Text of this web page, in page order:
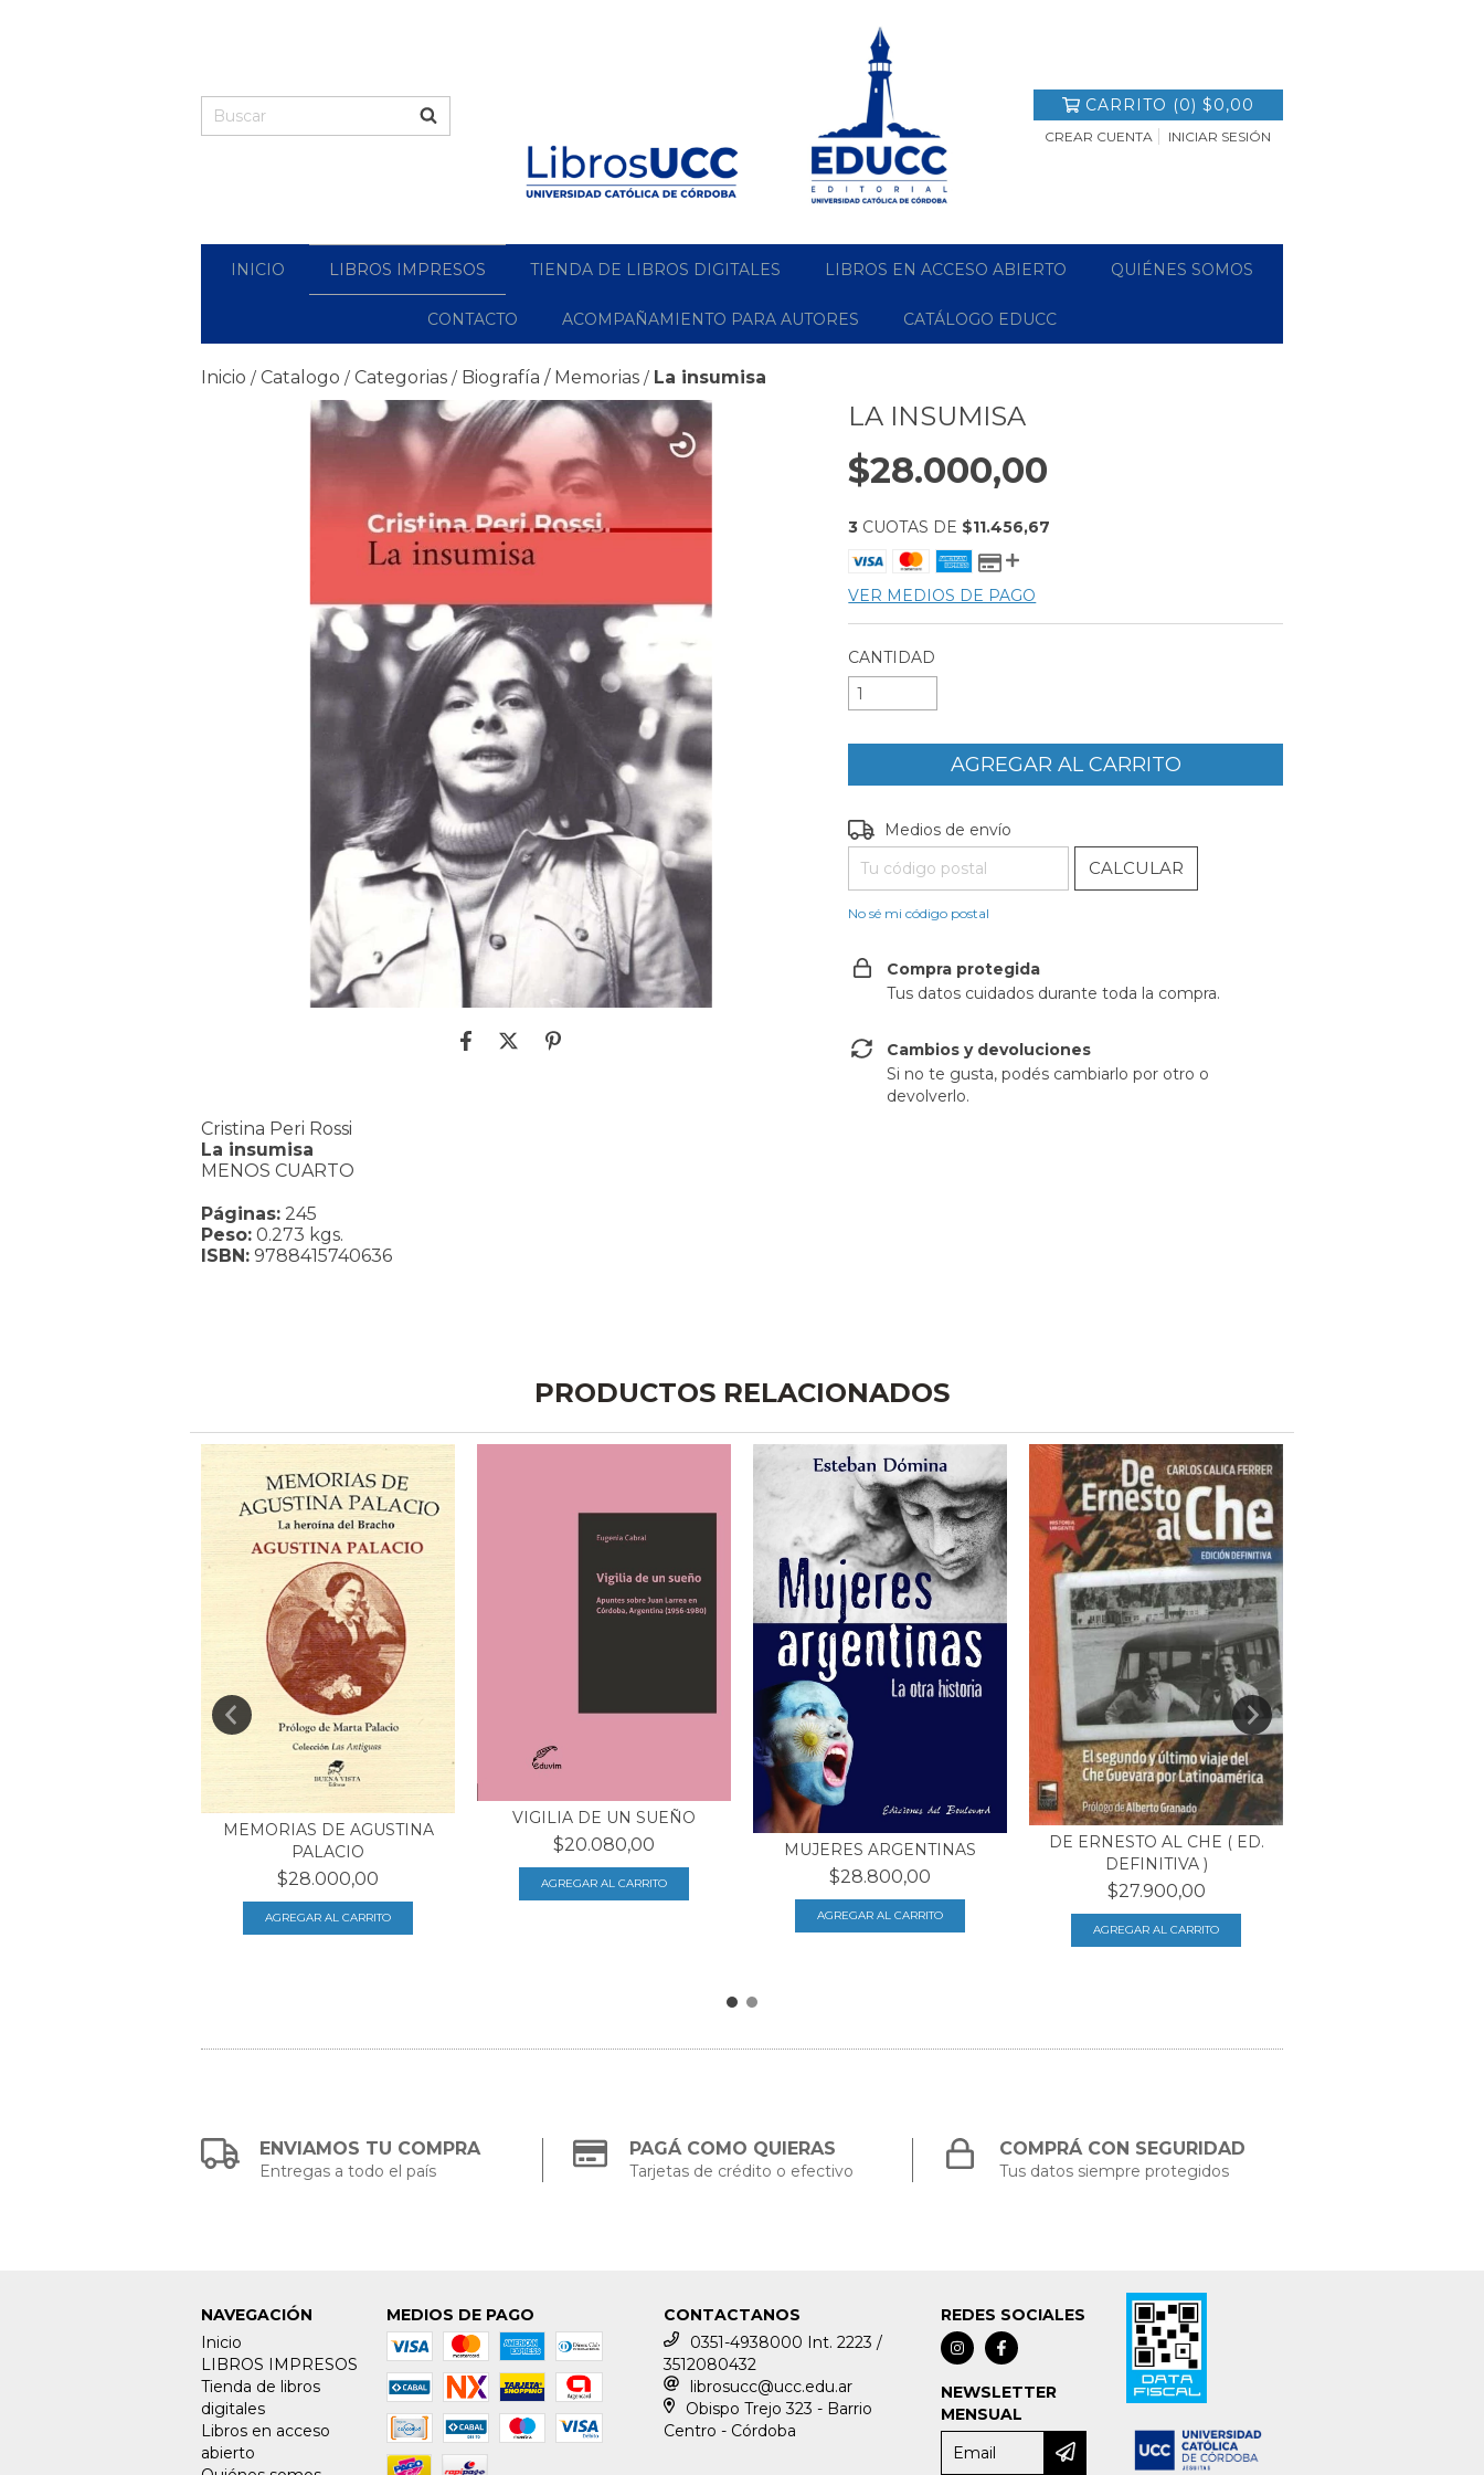
CARRITO (0) $0,00
CREAR CUENTA INICIAR SESIÓN
INICIO LIBROS IMPRESOS TIENDA DE LIBROS DIGITALES LIBROS EN ACCESO ABIERTO QUIÉNES SOMOS
CONTACTO ACOMPAÑAMIENTO PARA AUTORES CATÁLOGO EDUCC
Inicio / Catalogo / Categorias / Biografía / Memorias / La insumisa
Cristina Peri Rossi
La insumisa
MENOS CUARTO
Páginas: 245
Peso: 0.273 kgs.
ISBN: 9788415740636
LA INSUMISA
$28.000,00
3 CUOTAS DE $11.456,67
VER MEDIOS DE PAGO
CANTIDAD
Entregas para el CP:
Medios de envío
CALCULAR
No sé mi código postal
Compra protegida
Tus datos cuidados durante toda la compra.
Cambios y devoluciones
Si no te gusta, podés cambiarlo por otro o
devolverlo.
PRODUCTOS RELACIONADOS
MEMORIAS DE AGUSTINA
PALACIO
$28.000,00
VIGILIA DE UN SUEÑO
$20.080,00 MUJERES ARGENTINAS
$28.800,00
DE ERNESTO AL CHE ( ED.
DEFINITIVA )
$27.900,00
ENVIAMOS TU COMPRA
Entregas a todo el país
PAGÁ COMO QUIERAS
Tarjetas de crédito o efectivo
COMPRÁ CON SEGURIDAD
Tus datos siempre protegidos
NAVEGACIÓN
Inicio
LIBROS IMPRESOS
Tienda de libros
digitales
Libros en acceso
abierto
MEDIOS DE PAGO
CONTACTANOS
0351-4938000 Int. 2223 /
3512080432
librosucc@ucc.edu.ar
Obispo Trejo 323 - Barrio
Centro - Córdoba
REDES SOCIALES
NEWSLETTER
MENSUAL